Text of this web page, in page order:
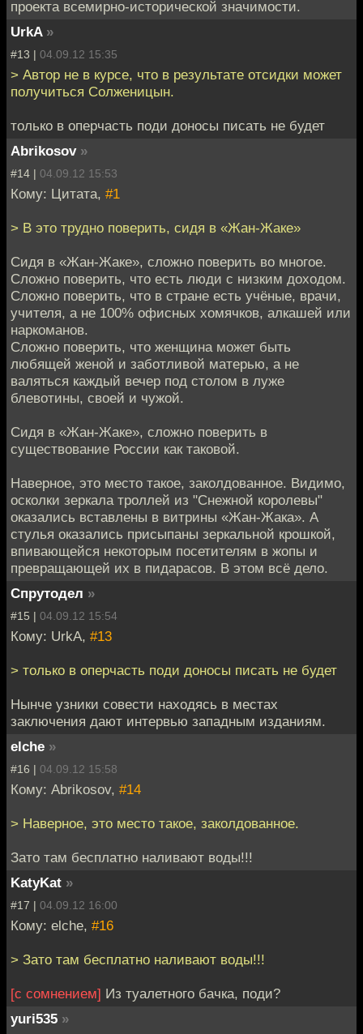
проекта всемирно-исторической значимости.
UrkA »
#13 | 04.09.12 15:35
> Автор не в курсе, что в результате отсидки может
получиться Солженицын.
только в оперчасть поди доносы писать не будет
Abrikosov »
#14 | 04.09.12 15:53
Кому: Цитата, #1
> В это трудно поверить, сидя в «Жан-Жаке»
Сидя в «Жан-Жаке», сложно поверить во многое.
Сложно поверить, что есть люди с низким доходом.
Сложно поверить, что в стране есть учёные, врачи,
учителя, а не 100% офисных хомячков, алкашей или
наркоманов.
Сложно поверить, что женщина может быть
любящей женой и заботливой матерью, а не
валяться каждый вечер под столом в луже
блевотины, своей и чужой.
Сидя в «Жан-Жаке», сложно поверить в
существование России как таковой.
Наверное, это место такое, заколдованное. Видимо,
осколки зеркала троллей из "Снежной королевы"
оказались вставлены в витрины «Жан-Жака». А
стулья оказались присыпаны зеркальной крошкой,
впивающейся некоторым посетителям в жопы и
превращающей их в пидарасов. В этом всё дело.
Спрутодел »
#15 | 04.09.12 15:54
Кому: UrkA, #13
> только в оперчасть поди доносы писать не будет
Нынче узники совести находясь в местах
заключения дают интервью западным изданиям.
elche »
#16 | 04.09.12 15:58
Кому: Abrikosov, #14
> Наверное, это место такое, заколдованное.
Зато там бесплатно наливают воды!!!
KatyKat »
#17 | 04.09.12 16:00
Кому: elche, #16
> Зато там бесплатно наливают воды!!!
[с сомнением] Из туалетного бачка, поди?
yuri535 »